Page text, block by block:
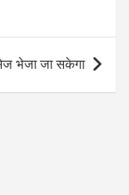
भेजा जा सकेगा